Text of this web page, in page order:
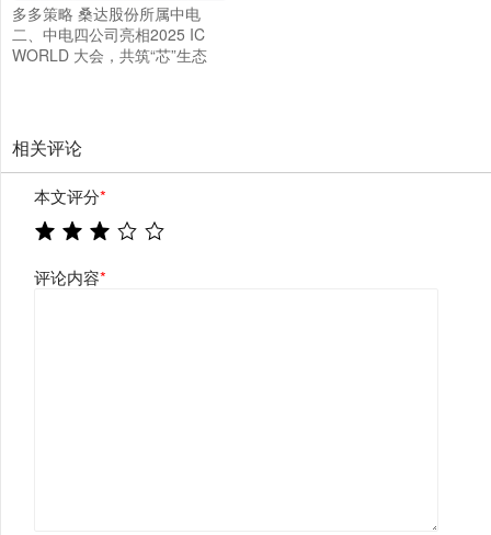
多多策略 桑达股份所属中电
二、中电四公司亮相2025 IC
WORLD 大会，共筑“芯”生态
相关评论
本文评分*
评论内容*